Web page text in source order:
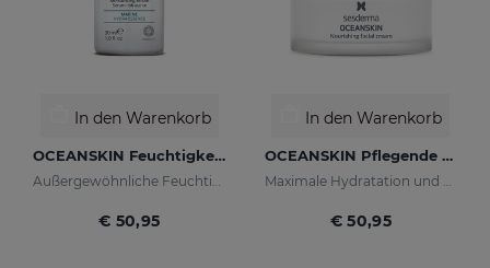
In den Warenkorb
OCEANSKIN Feuchtigkeitsserum
Außergewöhnliche Feuchtigkeit, regeneriert und stellt die natürliche Elastizität der Haut wieder her
€ 50,95
In den Warenkorb
OCEANSKIN Pflegende Gesichtscreme
Maximale Hydratation und Reparatur der Haut
€ 50,95